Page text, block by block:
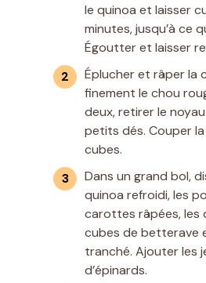
le quinoa et laisser
minutes, jusqu’à ce
Égoutter et laisser
Éplucher et râper la
finement le chou
deux, retirer le
petits dés. Couper
cubes.
Dans un grand bol,
quinoa refroidi, les
carottes râpées, les
cubes de betterave
tranché. Ajouter les
d’épinards.